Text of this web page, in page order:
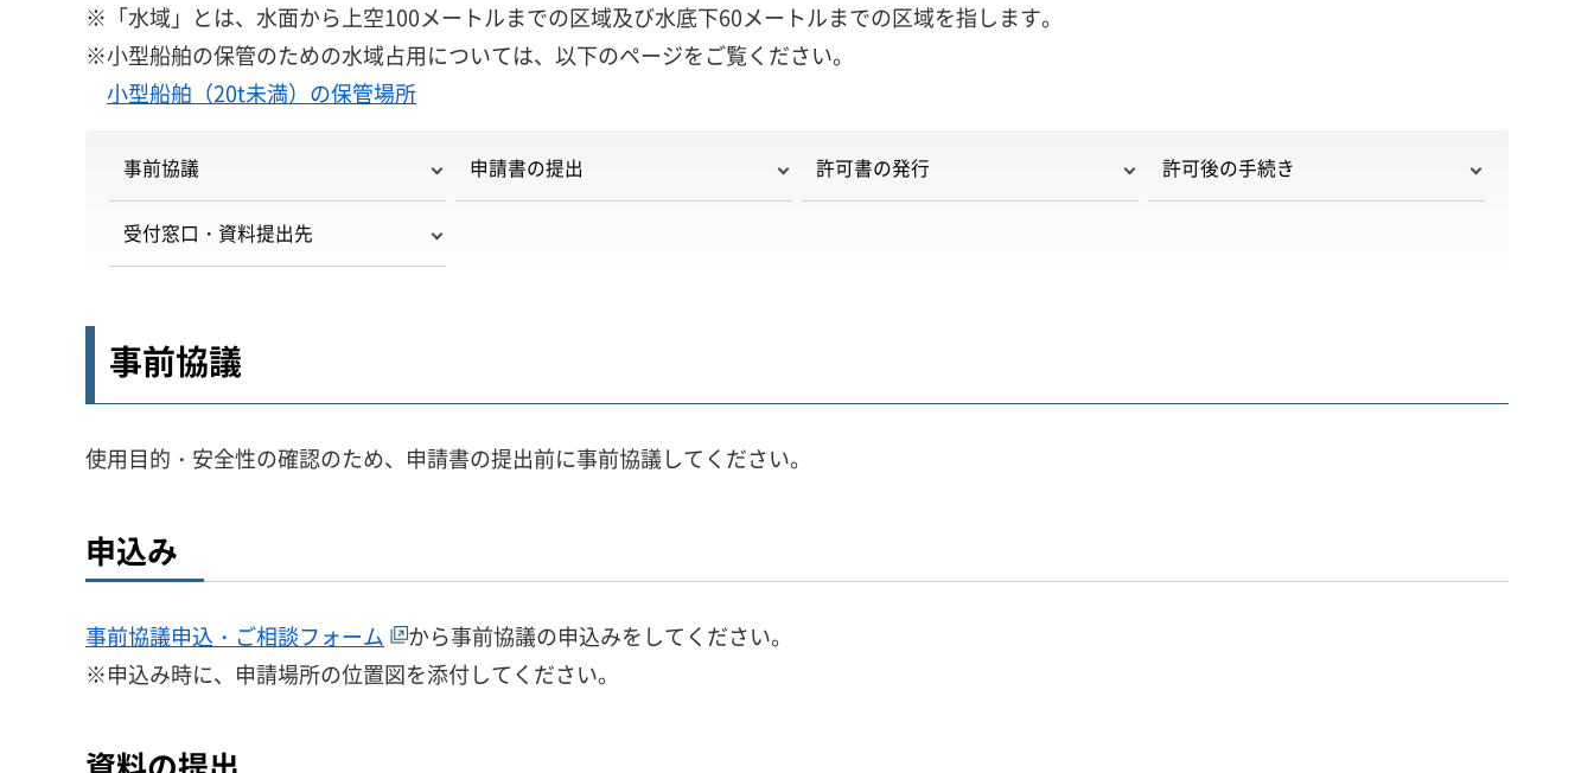
※「水域」とは、水面から上空100メートルまでの区域及び水底下60メートルまでの区域を指します。
※小型船舶の保管のための水域占用については、以下のページをご覧ください。
小型船舶（20t未満）の保管場所
事前協議 申請書の提出 許可書の発行 許可後の手続き
受付窓口・資料提出先
事前協議
使用目的・安全性の確認のため、申請書の提出前に事前協議してください。
申込み
事前協議申込・ご相談フォーム
から事前協議の申込みをしてください。
※申込み時に、申請場所の位置図を添付してください。